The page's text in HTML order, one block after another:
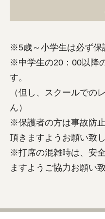
※5歳～小学生は必ず保
※中学生の20：00以降
す。
（但し、スクールでの
ん）
※保護者の方は事故防
頂きますようお願い致し
※打席の混雑時は、安
ますようご協力お願い